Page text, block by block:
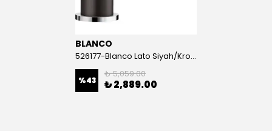
BLANCO
526177-Blanco Lato Siyah/Krom Sıvı Sabunluk
%43
₺ 5,059.00
₺ 2,889.00